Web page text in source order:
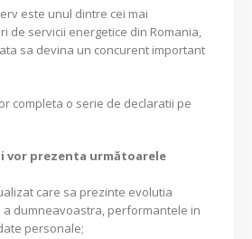
este unul dintre cei mai
de servicii energetice din Romania,
sa devina un concurent important
completa o serie de declaratii pe
vor prezenta următoarele
care sa prezinte evolutia
dumneavoastra, performantele in
personale;